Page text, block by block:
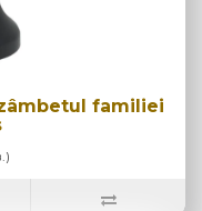
familiei